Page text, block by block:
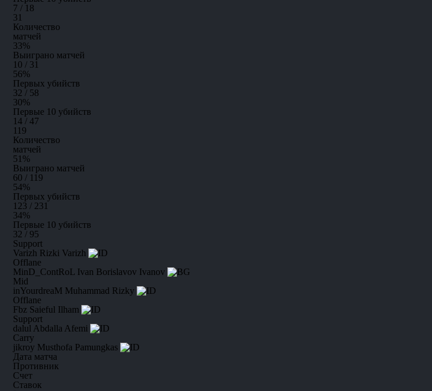
7 / 18
31
Количество
матчей
33%
Выиграно матчей
10 / 31
56%
Первых убийств
32 / 58
30%
Первые 10 убийств
14 / 47
119
Количество
матчей
51 %
Выиграно матчей
60 / 119
54%
Первых убийств
123 / 231
34%
Первые 10 убийств
32 / 95
Support
Varizh Rizki Varizh
Offlane
MinD_ContRoL Ivan Borislavov Ivanov
Mid
inYourdreaM Muhammad Rizky
Offlane
Fbz Saieful Ilham
Support
dalul Abdalla Afemi
Carry
jikroy Musthofa Pamungkas
Дата матча
Противник
Счет
Ставок